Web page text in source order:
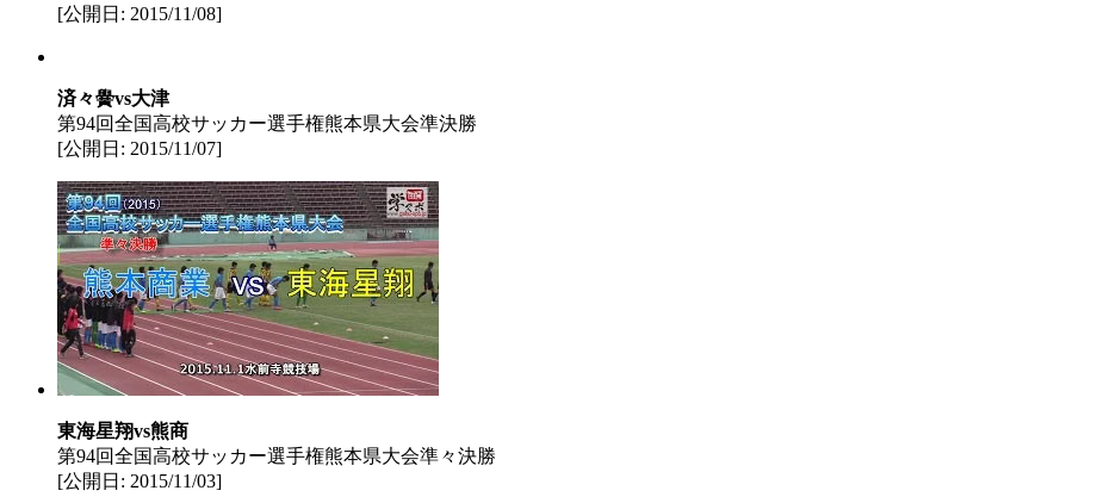
[公開日: 2015/11/08]
済々黌vs大津
第94回全国高校サッカー選手権熊本県大会準決勝
[公開日: 2015/11/07]
東海星翔vs熊商
第94回全国高校サッカー選手権熊本県大会準々決勝
[公開日: 2015/11/03]